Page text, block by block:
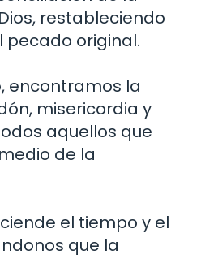
restableciendo
pecado original.
encontramos la
misericordia y
aquellos que
de la
el tiempo y el
que la